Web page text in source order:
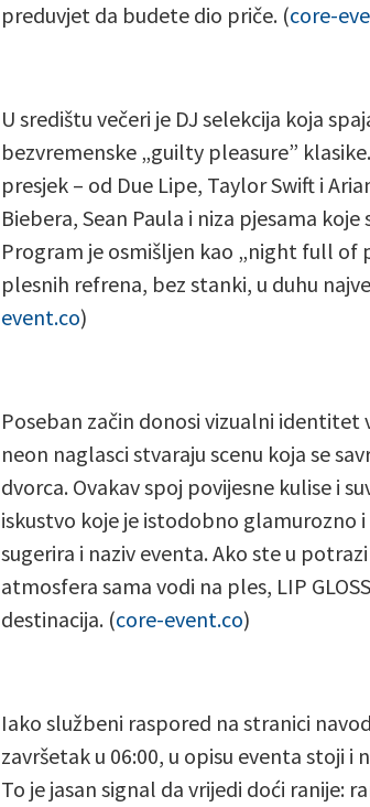
preduvjet da budete dio priče. (core-
U središtu večeri je DJ selekcija koja
bezvremenske „guilty pleasure”
presjek – od Due Lipe, Taylor Swift i
Biebera, Sean Paula i niza pjesama
Program je osmišljen kao „night full
plesnih refrena, bez stanki, u duhu
event.co)
Poseban začin donosi vizualni identitet
neon naglasci stvaraju scenu koja se
dvorca. Ovakav spoj povijesne kulise i
iskustvo koje je istodobno glamurozno
sugerira i naziv eventa. Ako ste u
atmosfera sama vodi na ples, LIP
destinacija. (core-event.co)
Iako službeni raspored na stranici
završetak u 06:00, u opisu eventa stoji i
To je jasan signal da vrijedi doći ranije: